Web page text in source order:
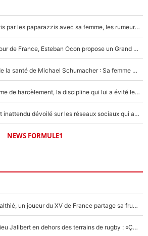
F1 : Charles Leclerc surpris par les paparazzis avec sa femme, les rumeurs étaient vraies !
Comme pour le final du Tour de France, Esteban Ocon propose un Grand Prix de Formule 1 à Paris : «Autour de l’Arc de Triomphe, ce serait génial» !
Nouvelle rumeur autour de la santé de Michael Schumacher : Sa femme Corinna sort du silence
F1 - Lewis Hamilton victime de harcèlement, la discipline qui lui a évité le pire : «J'aurais probablement mal tourné»
Lewis Hamilton : Le talent inattendu dévoilé sur les réseaux sociaux qui a impressionné Kim Kardashian pendant leurs vacances en amoureux !
NEWS FORMULE1
Mis de côté par Fabien Galthié, un joueur du XV de France partage sa frustration : «ils ne me l’ont pas dit tout de suite»
La raison d'être de Matthieu Jalibert en dehors des terrains de rugby : «Ça m'atteint autant que si tu touches à un membre de ma famille»